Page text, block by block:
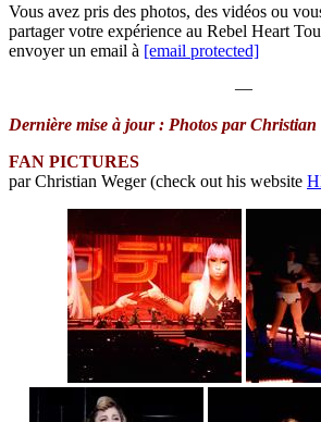
Vous avez pris des photos, des vidéos ou
partager votre expérience au Rebel Heart
envoyer un email à [email protected]
—
Dernière mise à jour : Photos par Christian
FAN PICTURES
par Christian Weger (check out his website